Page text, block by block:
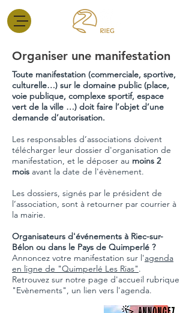
Organiser une manifestation
Toute manifestation (commerciale, sportive,
culturelle…) sur le domaine public (place,
voie publique, complexe sportif, espace
vert de la ville …) doit faire l’objet d’une
demande d’autorisation.
Les responsables d’associations doivent
télécharger leur dossier d'organisation de
manifestation, et le déposer au moins 2
mois avant la date de l'évènement.
Les dossiers, signés par le président de
l’association, sont à retourner par courrier à
la mairie.
Organisateurs d'événements à Riec-sur-
Bélon ou dans le Pays de Quimperlé ?
Annoncez votre manifestation sur l'agenda
en ligne de "Quimperlé Les Rias".
Retrouvez sur notre page d'accueil rubrique
"Evènements", un lien vers l'agenda.